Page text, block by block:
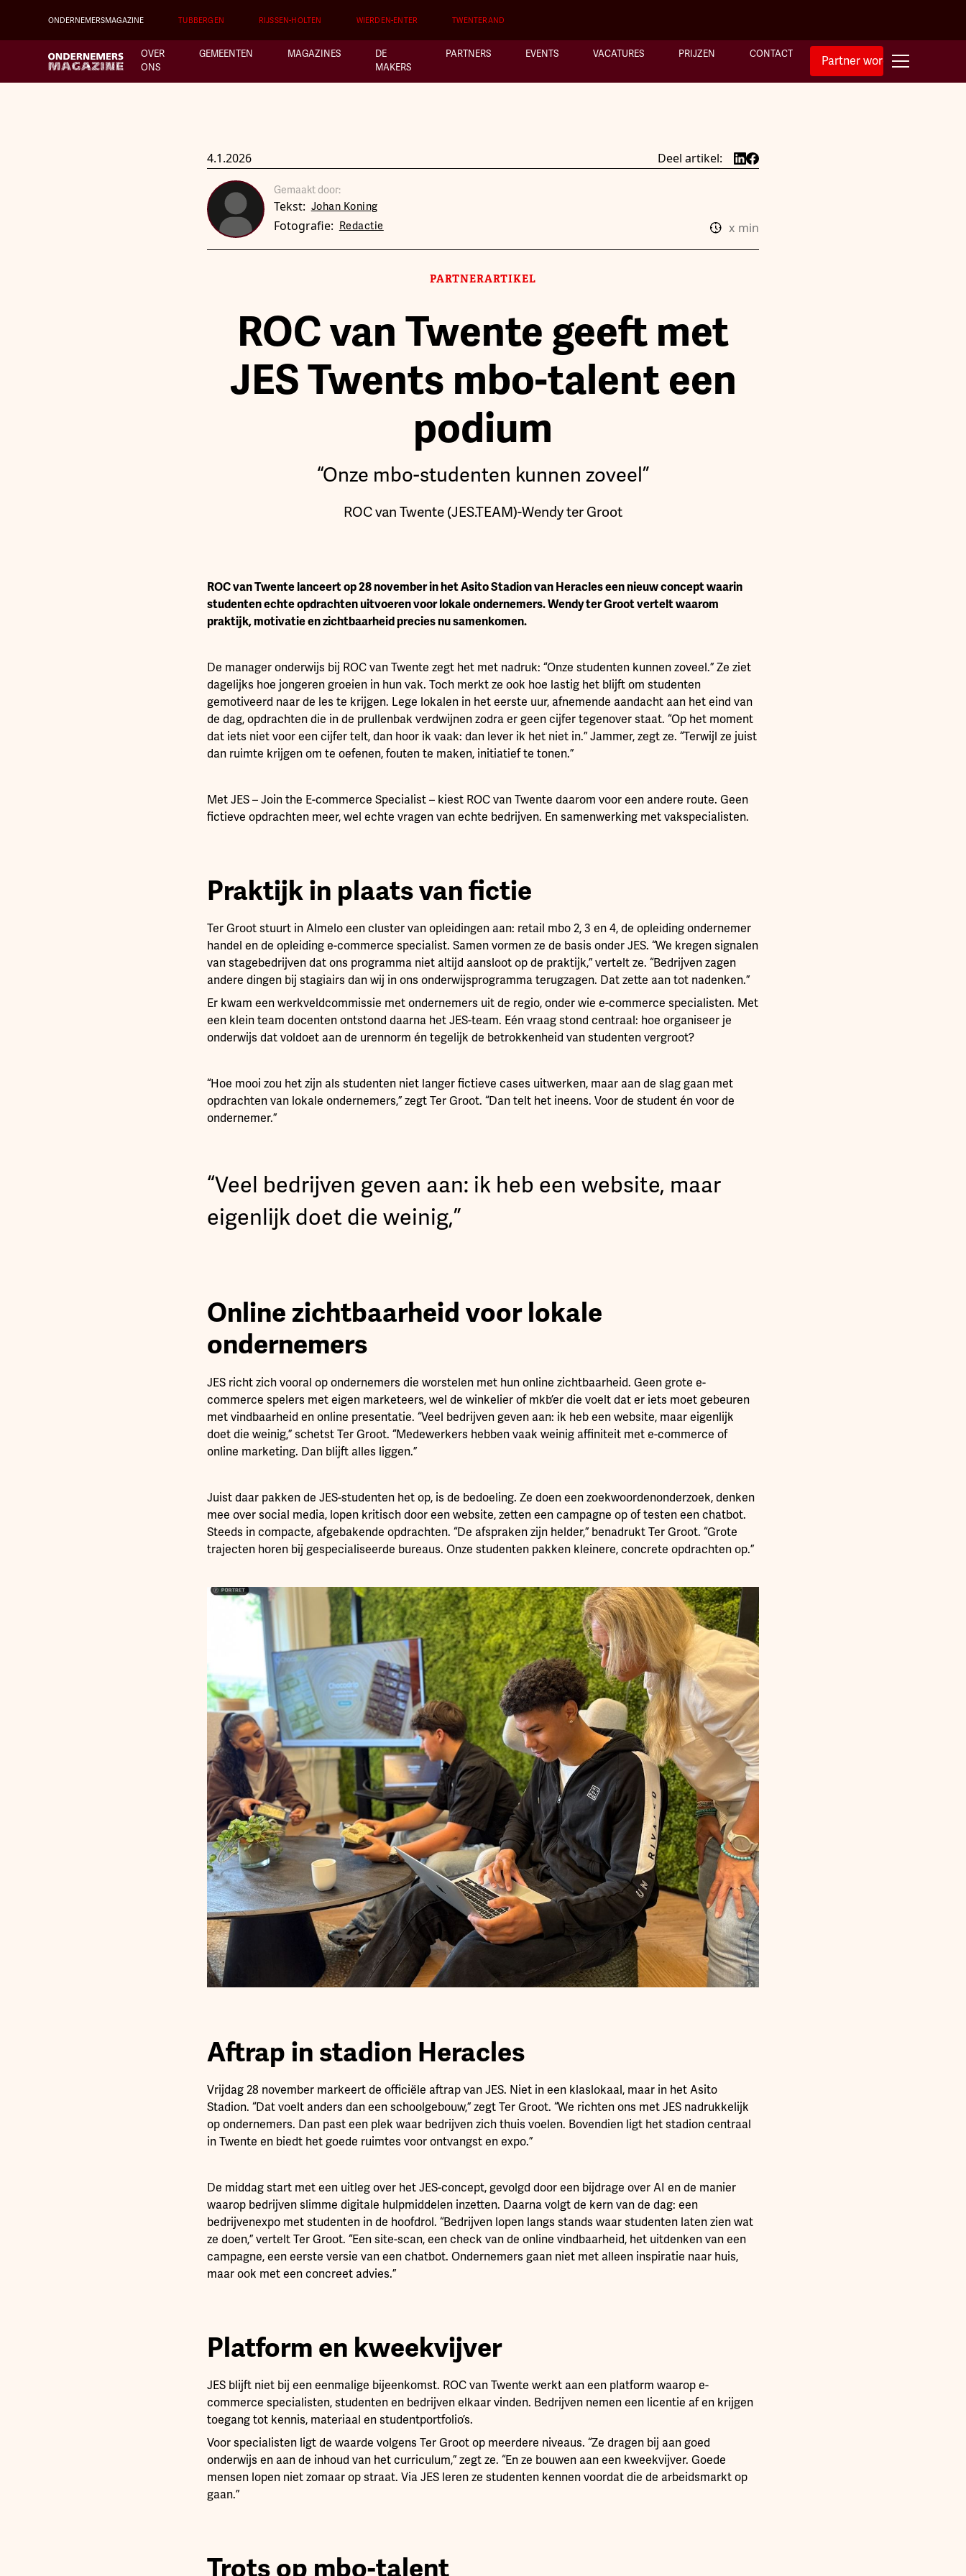
ONDERNEMERSMAGAZINE TUBBERGEN RIJSSEN-HOLTEN WIERDEN-ENTER TWENTERAND
OVER
ONS
GEMEENTEN MAGAZINES
DE
MAKERS
PARTNERS EVENTS VACATURES PRIJZEN CONTACT Partner worden
4.1.2026 Deel artikel:
Gemaakt door:
Tekst: Johan Koning
Fotografie: Redactie x min
PARTNERARTIKEL
ROC van Twente geeft met
JES Twents mbo-talent een
podium
“Onze mbo-studenten kunnen zoveel”
ROC van Twente (JES.TEAM)-Wendy ter Groot
ROC van Twente lanceert op 28 november in het Asito Stadion van Heracles een nieuw concept waarin
studenten echte opdrachten uitvoeren voor lokale ondernemers. Wendy ter Groot vertelt waarom
praktijk, motivatie en zichtbaarheid precies nu samenkomen.
De manager onderwijs bij ROC van Twente zegt het met nadruk: “Onze studenten kunnen zoveel.” Ze ziet
dagelijks hoe jongeren groeien in hun vak. Toch merkt ze ook hoe lastig het blijft om studenten
gemotiveerd naar de les te krijgen. Lege lokalen in het eerste uur, afnemende aandacht aan het eind van
de dag, opdrachten die in de prullenbak verdwijnen zodra er geen cijfer tegenover staat. “Op het moment
dat iets niet voor een cijfer telt, dan hoor ik vaak: dan lever ik het niet in.” Jammer, zegt ze. “Terwijl ze juist
dan ruimte krijgen om te oefenen, fouten te maken, initiatief te tonen.”
Met JES – Join the E-commerce Specialist – kiest ROC van Twente daarom voor een andere route. Geen
fictieve opdrachten meer, wel echte vragen van echte bedrijven. En samenwerking met vakspecialisten.
Praktijk in plaats van fictie
Ter Groot stuurt in Almelo een cluster van opleidingen aan: retail mbo 2, 3 en 4, de opleiding ondernemer
handel en de opleiding e-commerce specialist. Samen vormen ze de basis onder JES. “We kregen signalen
van stagebedrijven dat ons programma niet altijd aansloot op de praktijk,” vertelt ze. “Bedrijven zagen
andere dingen bij stagiairs dan wij in ons onderwijsprogramma terugzagen. Dat zette aan tot nadenken.”
Er kwam een werkveldcommissie met ondernemers uit de regio, onder wie e-commerce specialisten. Met
een klein team docenten ontstond daarna het JES-team. Eén vraag stond centraal: hoe organiseer je
onderwijs dat voldoet aan de urennorm én tegelijk de betrokkenheid van studenten vergroot?
“Hoe mooi zou het zijn als studenten niet langer fictieve cases uitwerken, maar aan de slag gaan met
opdrachten van lokale ondernemers,” zegt Ter Groot. “Dan telt het ineens. Voor de student én voor de
ondernemer.”
“Veel bedrijven geven aan: ik heb een website, maar
eigenlijk doet die weinig,”
Online zichtbaarheid voor lokale
ondernemers
JES richt zich vooral op ondernemers die worstelen met hun online zichtbaarheid. Geen grote e-
commerce spelers met eigen marketeers, wel de winkelier of mkb’er die voelt dat er iets moet gebeuren
met vindbaarheid en online presentatie. “Veel bedrijven geven aan: ik heb een website, maar eigenlijk
doet die weinig,” schetst Ter Groot. “Medewerkers hebben vaak weinig affiniteit met e-commerce of
online marketing. Dan blijft alles liggen.”
Juist daar pakken de JES-studenten het op, is de bedoeling. Ze doen een zoekwoordenonderzoek, denken
mee over social media, lopen kritisch door een website, zetten een campagne op of testen een chatbot.
Steeds in compacte, afgebakende opdrachten. “De afspraken zijn helder,” benadrukt Ter Groot. “Grote
trajecten horen bij gespecialiseerde bureaus. Onze studenten pakken kleinere, concrete opdrachten op.”
Aftrap in stadion Heracles
Vrijdag 28 november markeert de officiële aftrap van JES. Niet in een klaslokaal, maar in het Asito
Stadion. “Dat voelt anders dan een schoolgebouw,” zegt Ter Groot. “We richten ons met JES nadrukkelijk
op ondernemers. Dan past een plek waar bedrijven zich thuis voelen. Bovendien ligt het stadion centraal
in Twente en biedt het goede ruimtes voor ontvangst en expo.”
De middag start met een uitleg over het JES-concept, gevolgd door een bijdrage over AI en de manier
waarop bedrijven slimme digitale hulpmiddelen inzetten. Daarna volgt de kern van de dag: een
bedrijvenexpo met studenten in de hoofdrol. “Bedrijven lopen langs stands waar studenten laten zien wat
ze doen,” vertelt Ter Groot. “Een site-scan, een check van de online vindbaarheid, het uitdenken van een
campagne, een eerste versie van een chatbot. Ondernemers gaan niet met alleen inspiratie naar huis,
maar ook met een concreet advies.”
Platform en kweekvijver
JES blijft niet bij een eenmalige bijeenkomst. ROC van Twente werkt aan een platform waarop e-
commerce specialisten, studenten en bedrijven elkaar vinden. Bedrijven nemen een licentie af en krijgen
toegang tot kennis, materiaal en studentportfolio’s.
Voor specialisten ligt de waarde volgens Ter Groot op meerdere niveaus. “Ze dragen bij aan goed
onderwijs en aan de inhoud van het curriculum,” zegt ze. “En ze bouwen aan een kweekvijver. Goede
mensen lopen niet zomaar op straat. Via JES leren ze studenten kennen voordat die de arbeidsmarkt op
gaan.”
Trots op mbo-talent